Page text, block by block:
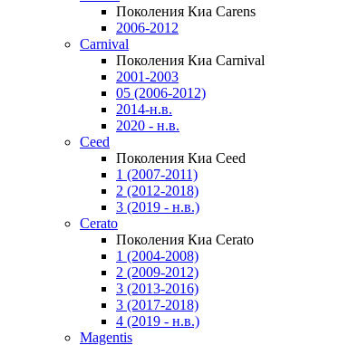
Поколения Киа Carens
2006-2012
Carnival
Поколения Киа Carnival
2001-2003
05 (2006-2012)
2014-н.в.
2020 - н.в.
Ceed
Поколения Киа Ceed
1 (2007-2011)
2 (2012-2018)
3 (2019 - н.в.)
Cerato
Поколения Киа Cerato
1 (2004-2008)
2 (2009-2012)
3 (2013-2016)
3 (2017-2018)
4 (2019 - н.в.)
Magentis